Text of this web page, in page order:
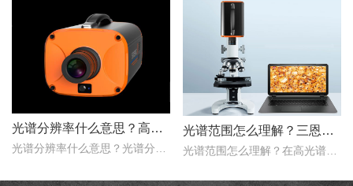
光谱分辨率什么意思？高光谱成像仪光谱分辨率范围多少？ 光谱范围怎么理解？三恩时高光谱成像仪光谱范围是多少nm？